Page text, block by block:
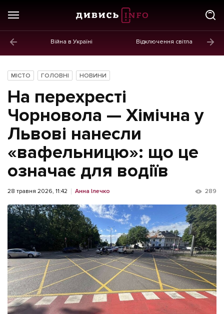
Війна в Україні Відключення світла
Новини
Політика
Економіка
Бізнес
Життя
Культура
Афіша
ІНШЕ
Інтерв'ю
Картки
Репортаж
Розслідування
Прес-релізи
Фото/Відео
Made in Lviv
МІСТО ГОЛОВНІ НОВИНИ
На перехресті
Чорновола — Хімічна у
Львові нанесли
«вафельницю»: що це
означає для водіїв
28 травня 2026, 11:42 Анна Ілечко 289